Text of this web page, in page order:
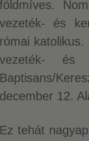
földmíves.
vezeték- és
római
vezeték- és
Baptisans/
december 12.
Ez tehát